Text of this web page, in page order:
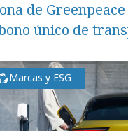
de
único de
Marcas y ESG